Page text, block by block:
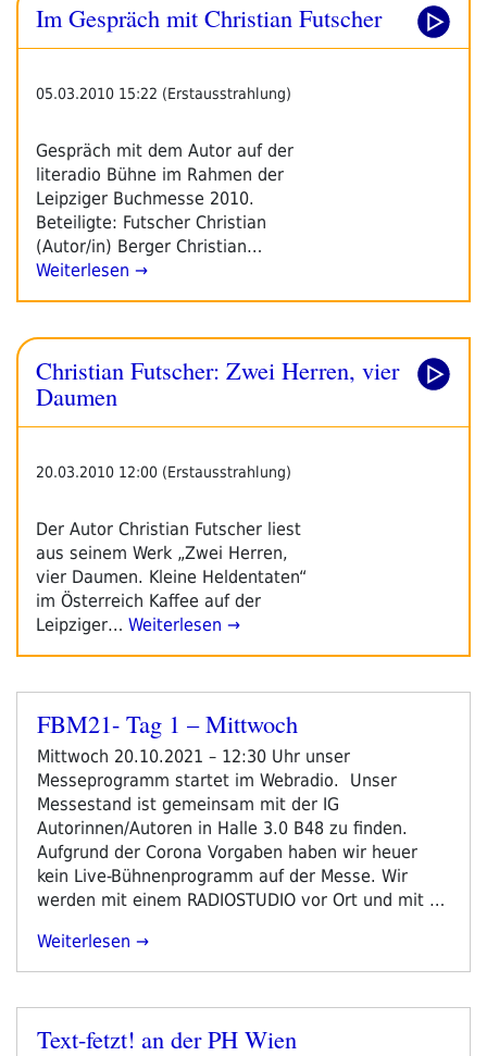
Im Gespräch mit Christian Futscher
05.03.2010 15:22 (Erstausstrahlung)
Gespräch mit dem Autor auf der
literadio Bühne im Rahmen der
Leipziger Buchmesse 2010.
Beteiligte: Futscher Christian
(Autor/in) Berger Christian…
Weiterlesen →
Christian Futscher: Zwei Herren, vier
Daumen
20.03.2010 12:00 (Erstausstrahlung)
Der Autor Christian Futscher liest
aus seinem Werk „Zwei Herren,
vier Daumen. Kleine Heldentaten“
im Österreich Kaffee auf der
Leipziger… Weiterlesen →
Veröffentlicht
FBM21- Tag 1 – Mittwoch
Mittwoch 20.10.2021 – 12:30 Uhr unser
Messeprogramm startet im Webradio. Unser
Messestand ist gemeinsam mit der IG
Autorinnen/Autoren in Halle 3.0 B48 zu finden.
Aufgrund der Corona Vorgaben haben wir heuer
kein Live-Bühnenprogramm auf der Messe. Wir
werden mit einem RADIOSTUDIO vor Ort und mit …
„FBM21-
–
Mittwoch“
Weiterlesen
Veröffentlicht
Text-fetzt! an der PH Wien